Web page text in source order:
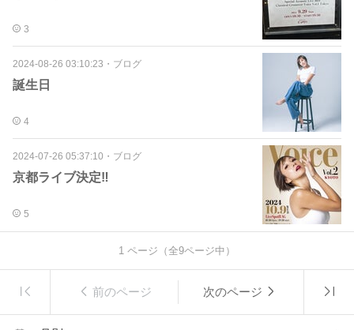
3
2024-08-26 03:10:23 ・ ブログ
誕生日
4
2024-07-26 05:37:10 ・ ブログ
京都ライブ決定‼️
5
1 ページ（全9ページ中）
前のページ 次のページ